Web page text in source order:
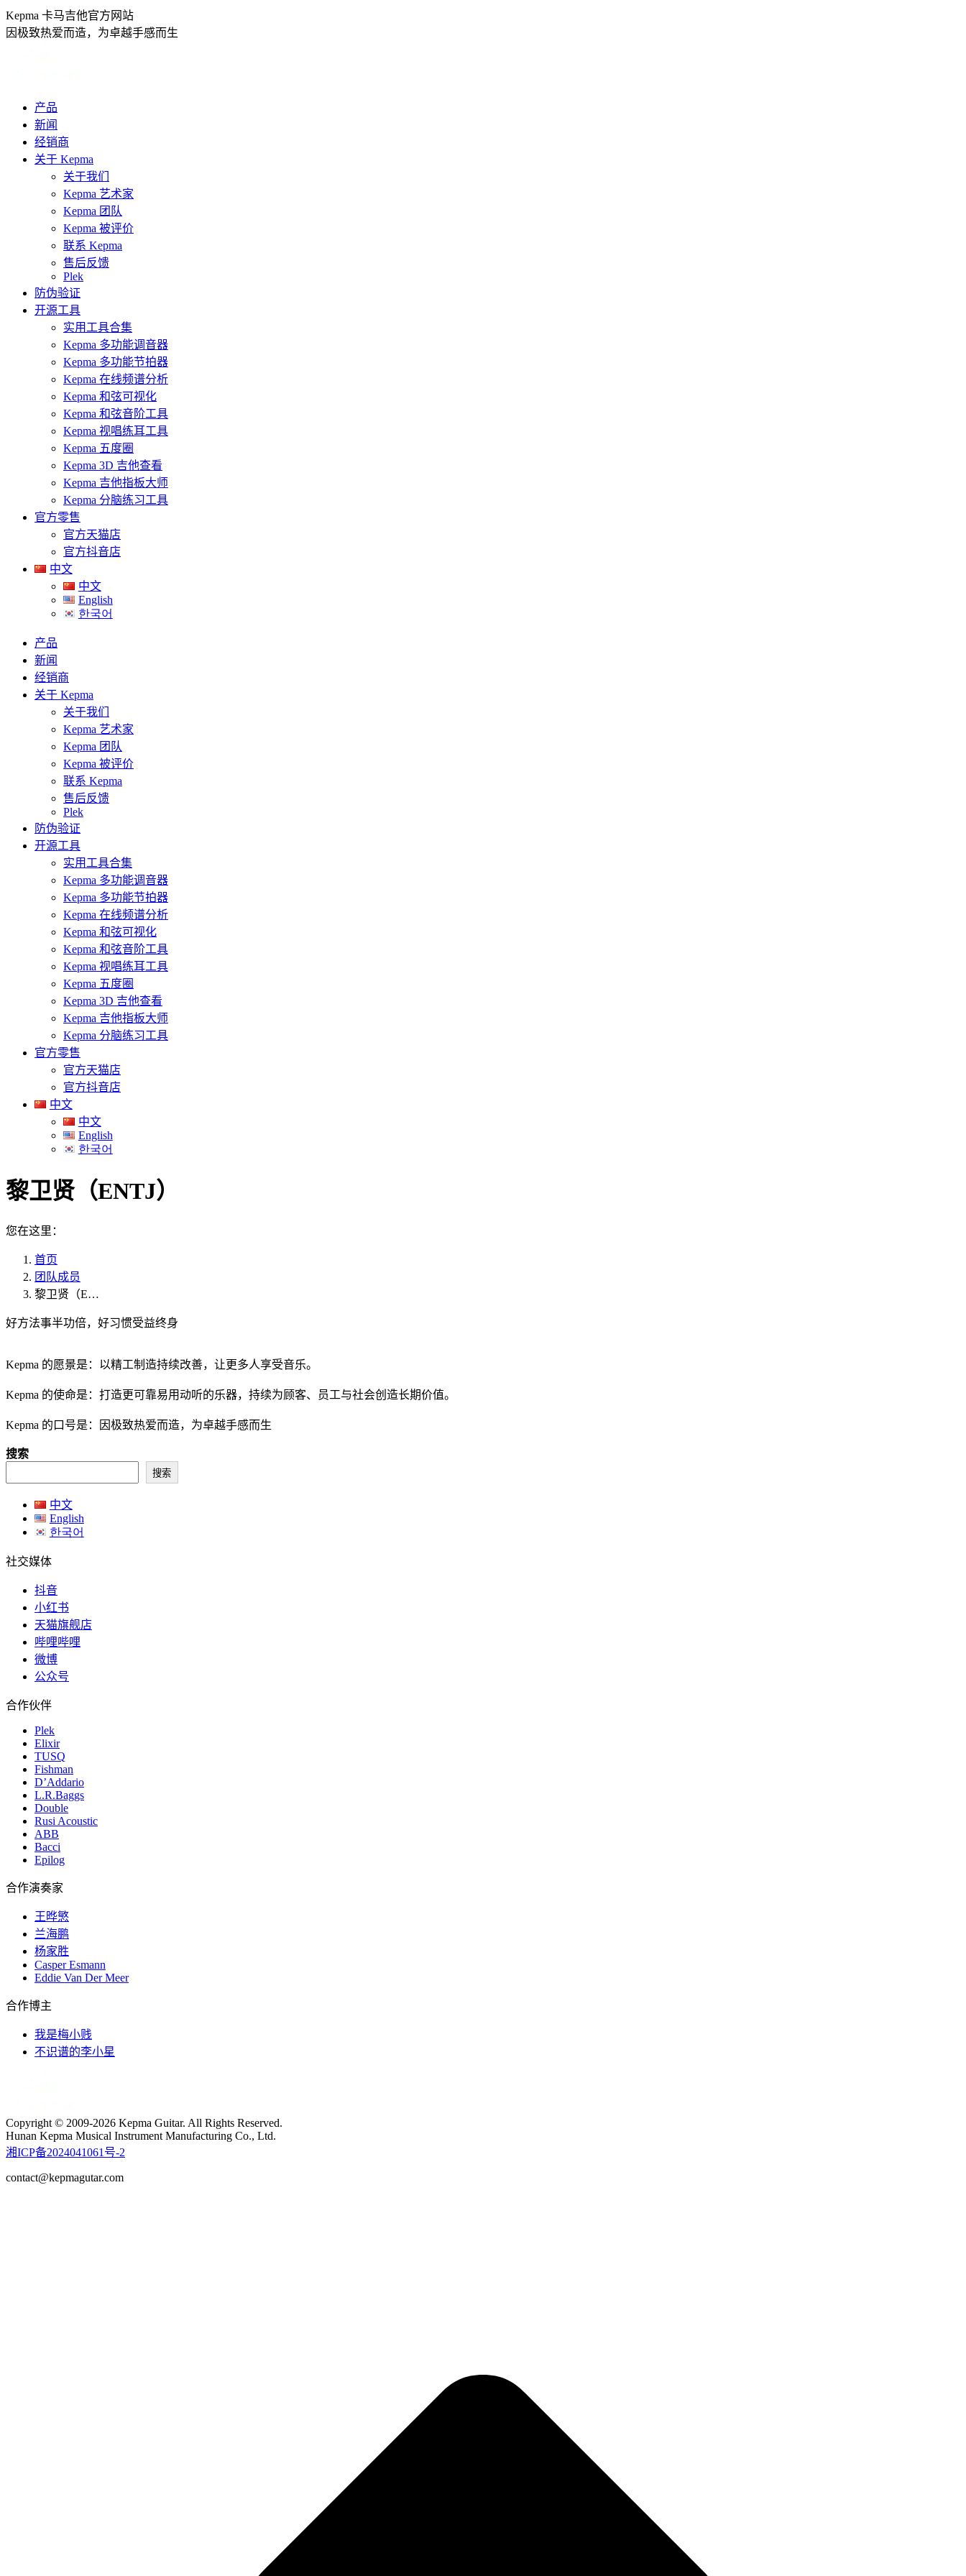
跳
转
Kepma 卡马吉他官方网站
因极致热爱而造，为卓越手感而生
产品
新闻
经销商
关于 Kepma
关于我们
Kepma 艺术家
Kepma 团队
Kepma 被评价
联系 Kepma
售后反馈
Plek
防伪验证
开源工具
实用工具合集
Kepma 多功能调音器
Kepma 多功能节拍器
Kepma 在线频谱分析
Kepma 和弦可视化
Kepma 和弦音阶工具
Kepma 视唱练耳工具
Kepma 五度圈
Kepma 3D 吉他查看
Kepma 吉他指板大师
Kepma 分脑练习工具
官方零售
官方天猫店
官方抖音店
中文
中文
English
한국어
产品
新闻
经销商
关于 Kepma
关于我们
Kepma 艺术家
Kepma 团队
Kepma 被评价
联系 Kepma
售后反馈
Plek
防伪验证
开源工具
实用工具合集
Kepma 多功能调音器
Kepma 多功能节拍器
Kepma 在线频谱分析
Kepma 和弦可视化
Kepma 和弦音阶工具
Kepma 视唱练耳工具
Kepma 五度圈
Kepma 3D 吉他查看
Kepma 吉他指板大师
Kepma 分脑练习工具
官方零售
官方天猫店
官方抖音店
中文
中文
English
한국어
黎卫贤（ENTJ）
您在这里：
首页
团队成员
黎卫贤（E…
好方法事半功倍，好习惯受益终身
Kepma 的愿景是：以精工制造持续改善，让更多人享受音乐。
Kepma 的使命是：打造更可靠易用动听的乐器，持续为顾客、员工与社会创造长期价值。
Kepma 的口号是：因极致热爱而造，为卓越手感而生
搜索
搜索
中文
English
한국어
社交媒体
抖音
小红书
天猫旗舰店
哔哩哔哩
微博
公众号
合作伙伴
Plek
Elixir
TUSQ
Fishman
D’Addario
L.R.Baggs
Double
Rusi Acoustic
ABB
Bacci
Epilog
合作演奏家
王晔慜
兰海鹏
杨家胜
Casper Esmann
Eddie Van Der Meer
合作博主
我是梅小贱
不识谱的李小星
Copyright © 2009-2026 Kepma Guitar. All Rights Reserved.
Hunan Kepma Musical Instrument Manufacturing Co., Ltd.
湘ICP备2024041061号-2
contact@kepmagutar.com